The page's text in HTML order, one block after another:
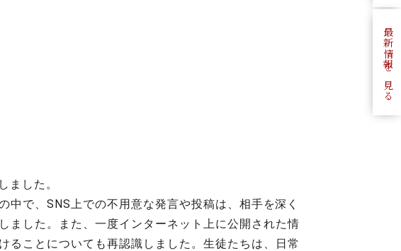
ました。
で、SNS上での不用意な発言や投稿は、相手を深く
ました。また、一度インターネット上に公開された情
ることについても再認識しました。生徒たちは、日常
最新情報を見る